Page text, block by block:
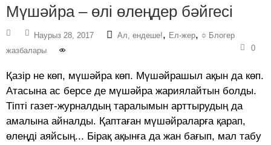
Мүшəйра – өлі өлеңдер бəйгесі
Наурыз 28, 2017 Ал, ендеше!, Ел-жер, ○ Блогер
жазбалары
0
Қазір не көп, мүшәйра көп. Мүшәйрашыл ақын да көп.
Атасына ас берсе де мүшәйра жариялайтын болды.
Тіпті газет-журналдың таралымын арттырудың да
амалына айналды. Қаптаған мүшәйраларға қарап,
өлеңді аяйсың... Бірақ ақынға да жан бағып, мал табу